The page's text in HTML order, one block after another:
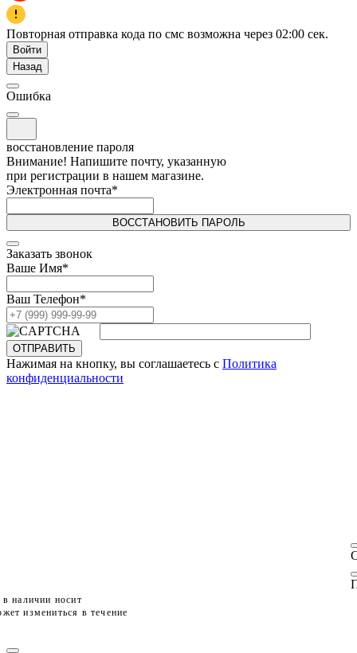
Повторная отправка кода по смс возможна через 02:00 сек.
Войти
Назад
Ошибка
восстановление пароля
Внимание! Напишите почту, указанную
при регистрации в нашем магазине.
Электронная почта*
ВОССТАНОВИТЬ ПАРОЛЬ
Заказать звонок
Ваше Имя*
Ваш Телефон*
ОТПРАВИТЬ
Нажимая на кнопку, вы соглашаетесь с Политика
конфиденциальности
наличии носит
измениться в течение